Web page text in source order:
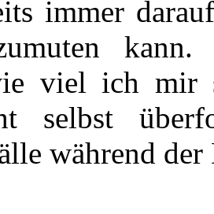
immer
kann.
viel ich mir
selbst
während